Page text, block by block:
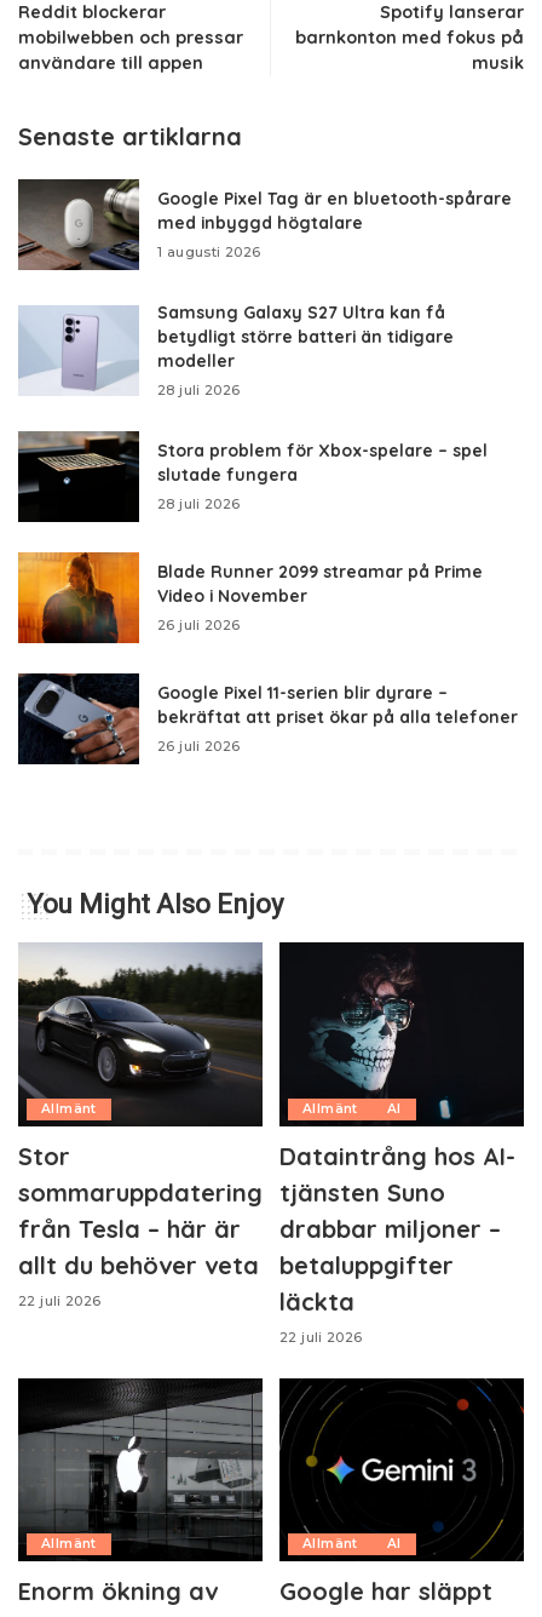
Reddit blockerar
mobilwebben och pressar
användare till appen
Spotify lanserar
barnkonton med fokus på
musik
Senaste artiklarna
Google Pixel Tag är en bluetooth-spårare
med inbyggd högtalare
1 augusti 2026
Samsung Galaxy S27 Ultra kan få
betydligt större batteri än tidigare
modeller
28 juli 2026
Stora problem för Xbox-spelare – spel
slutade fungera
28 juli 2026
Blade Runner 2099 streamar på Prime
Video i November
26 juli 2026
Google Pixel 11-serien blir dyrare –
bekräftat att priset ökar på alla telefoner
26 juli 2026
You Might Also Enjoy
Allmänt
Stor
sommaruppdatering
från Tesla – här är
allt du behöver veta
22 juli 2026
Allmänt AI
Dataintrång hos AI-
tjänsten Suno
drabbar miljoner –
betaluppgifter
läckta
22 juli 2026
Allmänt
Enorm ökning av
Allmänt AI
Google har släppt